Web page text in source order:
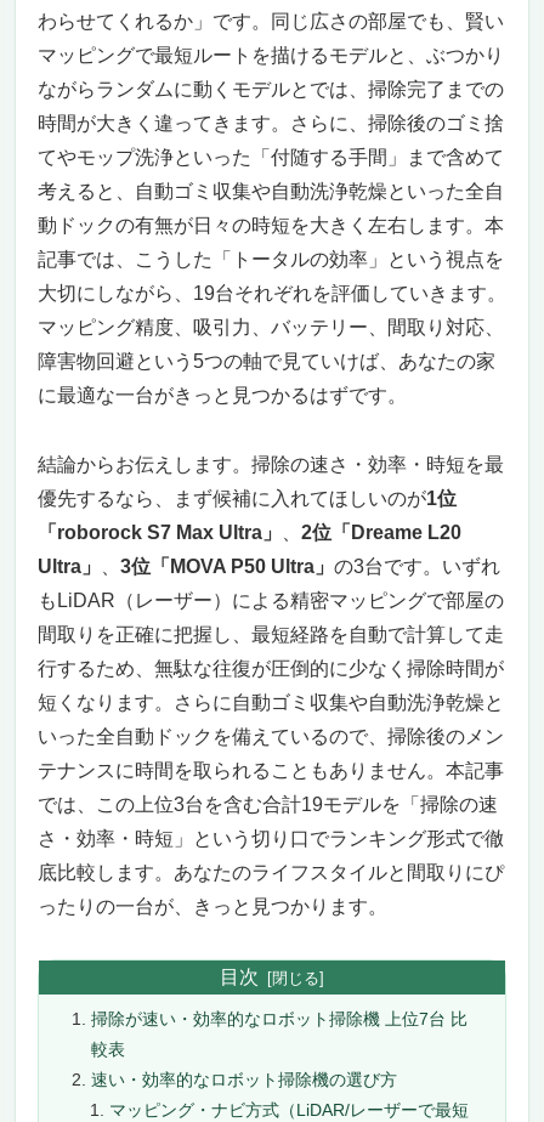
わらせてくれるか」です。同じ広さの部屋でも、賢い
マッピングで最短ルートを描けるモデルと、ぶつかり
ながらランダムに動くモデルとでは、掃除完了までの
時間が大きく違ってきます。さらに、掃除後のゴミ捨
てやモップ洗浄といった「付随する手間」まで含めて
考えると、自動ゴミ収集や自動洗浄乾燥といった全自
動ドックの有無が日々の時短を大きく左右します。本
記事では、こうした「トータルの効率」という視点を
大切にしながら、19台それぞれを評価していきます。
マッピング精度、吸引力、バッテリー、間取り対応、
障害物回避という5つの軸で見ていけば、あなたの家
に最適な一台がきっと見つかるはずです。
結論からお伝えします。掃除の速さ・効率・時短を最
優先するなら、まず候補に入れてほしいのが1位
「roborock S7 Max Ultra」
2位「Dreame L20
Ultra」
3位「MOVA P50 Ultra」 の3台です。いずれ
もLiDAR（レーザー）による精密マッピングで部屋の
間取りを正確に把握し、最短経路を自動で計算して走
行するため、無駄な往復が圧倒的に少なく掃除時間が
短くなります。さらに自動ゴミ収集や自動洗浄乾燥と
いった全自動ドックを備えているので、掃除後のメン
テナンスに時間を取られることもありません。本記事
では、この上位3台を含む合計19モデルを「掃除の速
さ・効率・時短」という切り口でランキング形式で徹
底比較します。あなたのライフスタイルと間取りにぴ
ったりの一台が、きっと見つかります。
目次
掃除が速い・効率的なロボット掃除機 上位7台 比
較表
速い・効率的なロボット掃除機の選び方
マッピング・ナビ方式（LiDAR/レーザーで最短